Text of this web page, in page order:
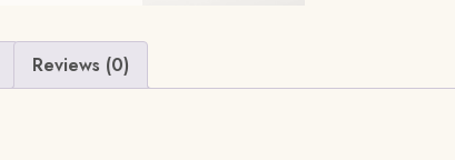
Reviews (0)